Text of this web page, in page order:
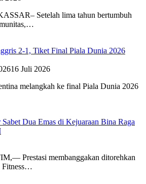
Setelah lima tahun bertumbuh
2-1, Tiket Final Piala Dunia 2026
16 Juli 2026
melangkah ke final Piala Dunia 2026
Dua Emas di Kejuaraan Bina Raga
Prestasi membanggakan ditorehkan
Fitness…